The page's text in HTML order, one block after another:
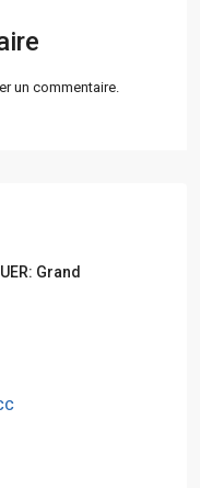
un commentaire.
Grand